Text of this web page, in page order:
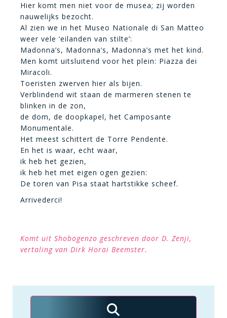
Hier komt men niet voor de musea; zij worden
nauwelijks bezocht.
Al zien we in het Museo Nationale di San Matteo
weer vele ‘eilanden van stilte’:
Madonna’s, Madonna’s, Madonna’s met het kind.
Men komt uitsluitend voor het plein: Piazza dei
Miracoli.
Toeristen zwerven hier als bijen.
Verblindend wit staan de marmeren stenen te
blinken in de zon,
de dom, de doopkapel, het Camposante
Monumentale.
Het meest schittert de Torre Pendente.
En het is waar, echt waar,
ik heb het gezien,
ik heb het met eigen ogen gezien:
De toren van Pisa staat hartstikke scheef.
Arrivederci!
Komt uit Shobogenzo geschreven door D. Zenji,
vertaling van Dirk Horai Beemster.